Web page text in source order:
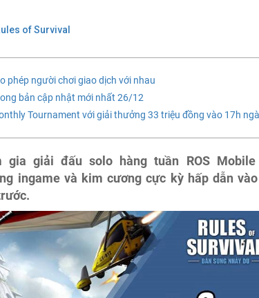
of Survival
phép người chơi giao dịch với nhau
bản cập nhật mới nhất 26/12
Tournament với giải thưởng 33 triệu đồng vào 17h
giải đấu solo hàng tuần ROS Mobile
ingame và kim cương cực kỳ hấp dẫn